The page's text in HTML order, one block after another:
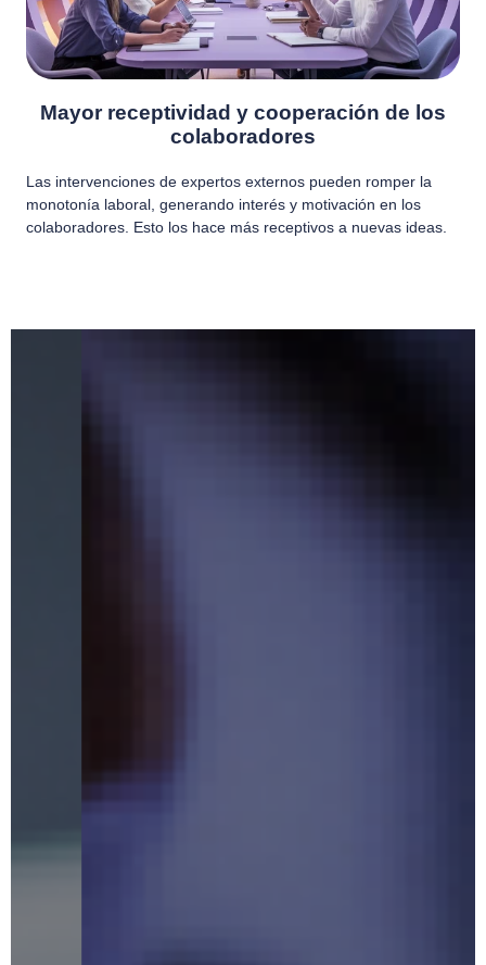
Mayor receptividad y cooperación de los
colaboradores
Las intervenciones de expertos externos pueden romper la
monotonía laboral, generando interés y motivación en los
colaboradores. Esto los hace más receptivos a nuevas ideas.